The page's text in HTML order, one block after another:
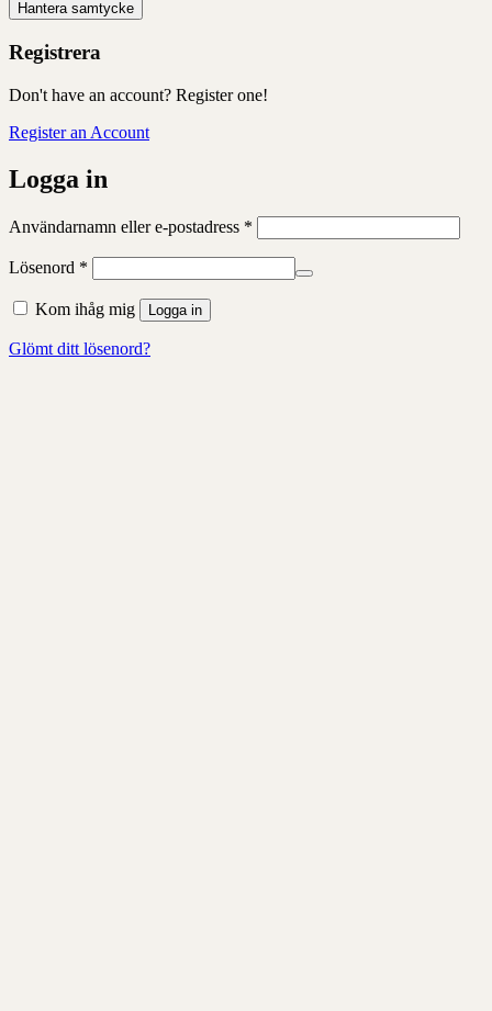
Hantera samtycke
Registrera
Don't have an account? Register one!
Register an Account
Logga in
Användarnamn eller e-postadress *
Lösenord *
Kom ihåg mig Logga in
Glömt ditt lösenord?